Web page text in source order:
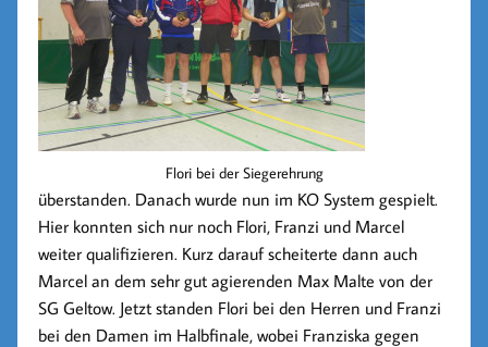
Flori bei der Siegerehrung
überstanden. Danach wurde nun im KO System gespielt.
Hier konnten sich nur noch Flori, Franzi und Marcel
weiter qualifizieren. Kurz darauf scheiterte dann auch
Marcel an dem sehr gut agierenden Max Malte von der
SG Geltow. Jetzt standen Flori bei den Herren und Franzi
bei den Damen im Halbfinale, wobei Franziska gegen